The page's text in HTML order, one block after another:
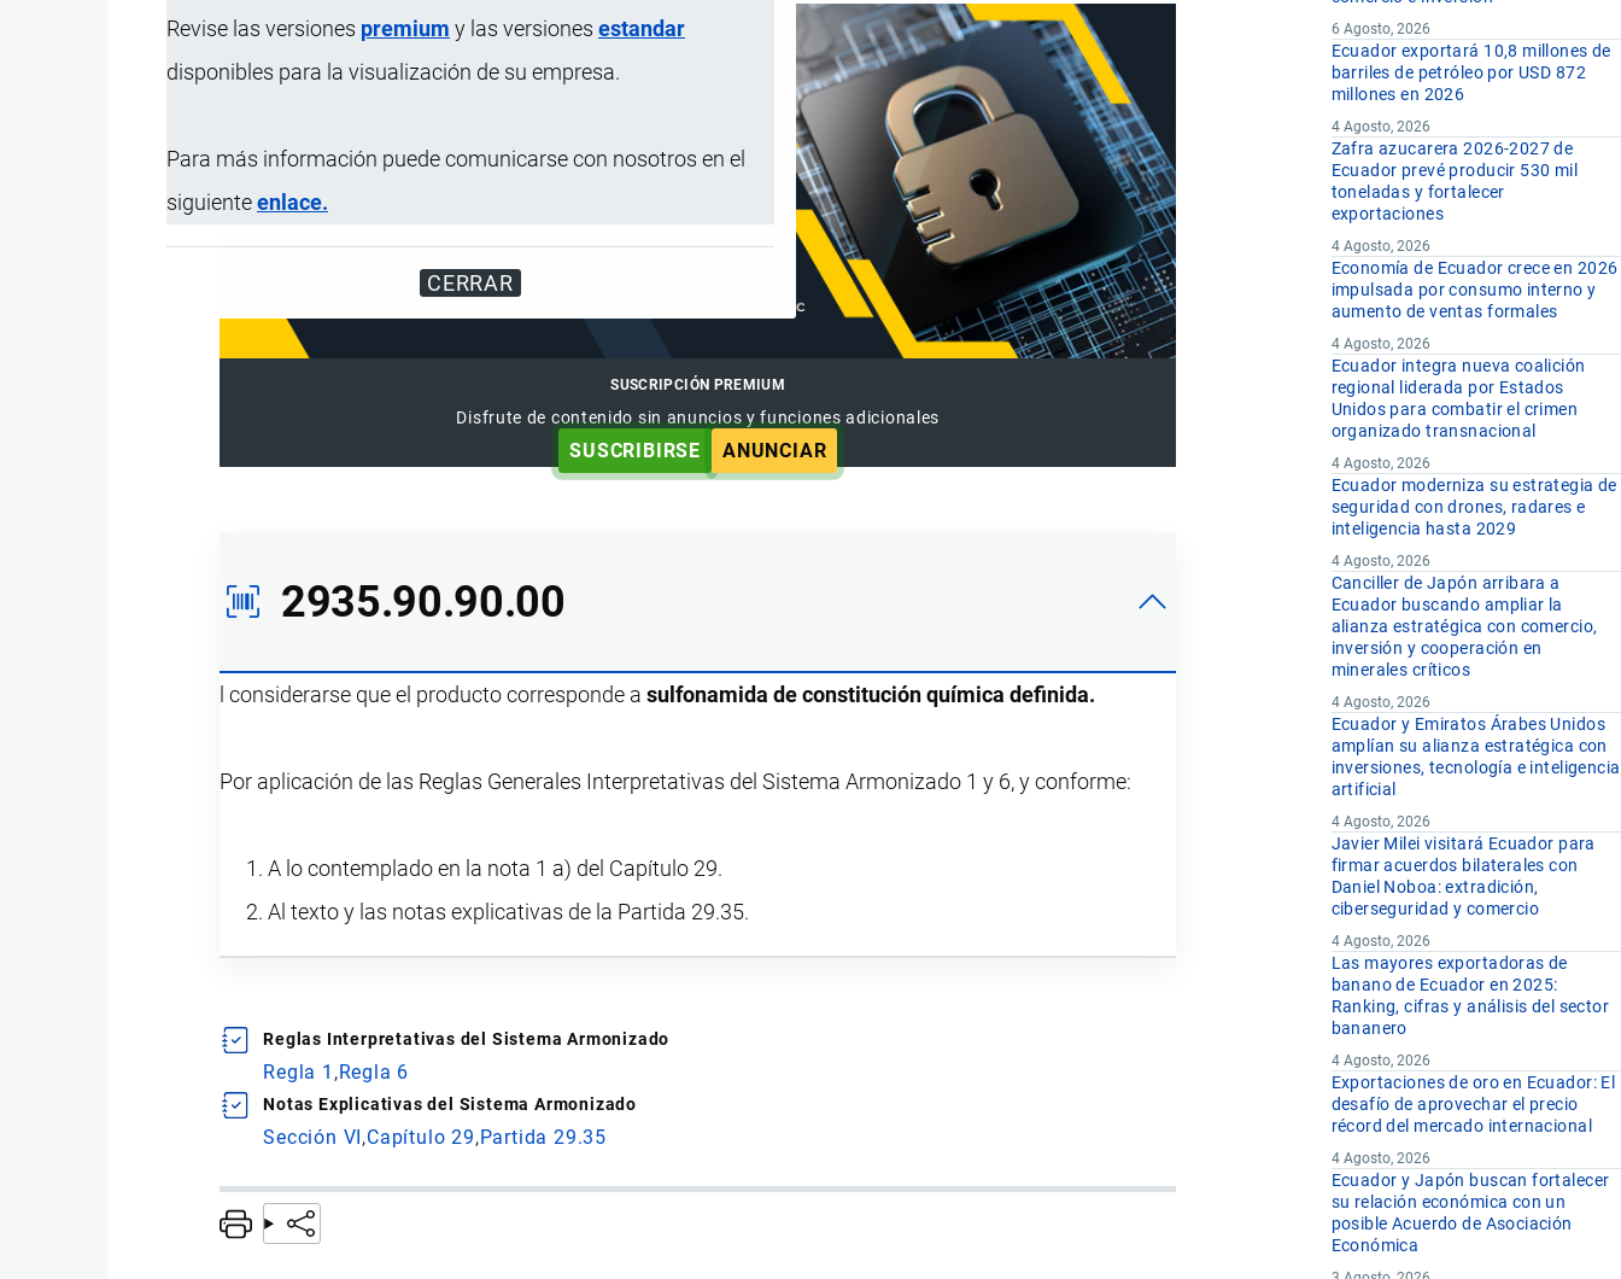
Revise las versiones premium y las versiones estandar
disponibles para la visualización de su empresa.
Para más información puede comunicarse con nosotros en el
siguienteenlace.
CERRAR
SUSCRIPCIÓN PREMIUM
Disfrute de contenido sin anuncios y funciones adicionales
SUSCRIBIRSE ANUNCIAR
2935.90.90.00
l considerarse que el producto corresponde asulfonamida de constitución química definida.
Por aplicación de las Reglas Generales Interpretativas del Sistema Armonizado 1 y 6, y conforme:
A lo contemplado en la nota 1 a) del Capítulo 29.
Al texto y las notas explicativas de la Partida 29.35.
Reglas Interpretativas del Sistema Armonizado
Regla 1 Regla 6
Notas Explicativas del Sistema Armonizado
Sección VI Capítulo 29 Partida 29.35
6 Agosto, 2026
Ecuador exportará 10,8 millones de
barriles de petróleo por USD 872
millones en 2026
4 Agosto, 2026
Zafra azucarera 2026-2027 de
Ecuador prevé producir 530 mil
toneladas y fortalecer
exportaciones
4 Agosto, 2026
Economía de Ecuador crece en 2026
impulsada por consumo interno y
aumento de ventas formales
4 Agosto, 2026
Ecuador integra nueva coalición
regional liderada por Estados
Unidos para combatir el crimen
organizado transnacional
4 Agosto, 2026
Ecuador moderniza su estrategia de
seguridad con drones, radares e
inteligencia hasta 2029
4 Agosto, 2026
Canciller de Japón arribara a
Ecuador buscando ampliar la
alianza estratégica con comercio,
inversión y cooperación en
minerales críticos
4 Agosto, 2026
Ecuador y Emiratos Árabes Unidos
amplían su alianza estratégica con
inversiones, tecnología e inteligencia
artificial
4 Agosto, 2026
Javier Milei visitará Ecuador para
firmar acuerdos bilaterales con
Daniel Noboa: extradición,
ciberseguridad y comercio
4 Agosto, 2026
Las mayores exportadoras de
banano de Ecuador en 2025:
Ranking, cifras y análisis del sector
bananero
4 Agosto, 2026
Exportaciones de oro en Ecuador: El
desafío de aprovechar el precio
récord del mercado internacional
4 Agosto, 2026
Ecuador y Japón buscan fortalecer
su relación económica con un
posible Acuerdo de Asociación
Económica